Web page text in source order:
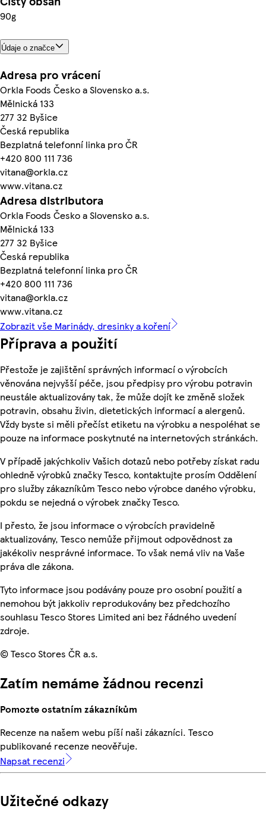
90g
Údaje o značce
Adresa pro vrácení
Orkla Foods Česko a Slovensko a.s.
Mělnická 133
277 32 Byšice
Česká republika
Bezplatná telefonní linka pro ČR
+420 800 111 736
vitana@orkla.cz
www.vitana.cz
Adresa distributora
Orkla Foods Česko a Slovensko a.s.
Mělnická 133
277 32 Byšice
Česká republika
Bezplatná telefonní linka pro ČR
+420 800 111 736
vitana@orkla.cz
www.vitana.cz
Zobrazit vše Marinády, dresinky a koření
Příprava a použití
Přestože je zajištění správných informací o výrobcích
věnována nejvyšší péče, jsou předpisy pro výrobu potravin
neustále aktualizovány tak, že může dojít ke změně složek
potravin, obsahu živin, dietetických informací a alergenů.
Vždy byste si měli přečíst etiketu na výrobku a nespoléhat se
pouze na informace poskytnuté na internetových stránkách.
V případě jakýchkoliv Vašich dotazů nebo potřeby získat radu
ohledně výrobků značky Tesco, kontaktujte prosím Oddělení
pro služby zákazníkům Tesco nebo výrobce daného výrobku,
pokdu se nejedná o výrobek značky Tesco.
I přesto, že jsou informace o výrobcích pravidelně
aktualizovány, Tesco nemůže přijmout odpovědnost za
jakékoliv nesprávné informace. To však nemá vliv na Vaše
práva dle zákona.
Tyto informace jsou podávány pouze pro osobní použití a
nemohou být jakkoliv reprodukovány bez předchozího
souhlasu Tesco Stores Limited ani bez řádného uvedení
zdroje.
© Tesco Stores ČR a.s.
Zatím nemáme žádnou recenzi
Pomozte ostatním zákazníkům
Recenze na našem webu píší naši zákazníci. Tesco
publikované recenze neověřuje.
Napsat recenzi
Užitečné odkazy